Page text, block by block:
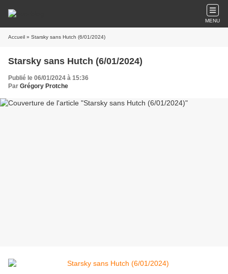
MENU
Accueil » Starsky sans Hutch (6/01/2024)
Starsky sans Hutch (6/01/2024)
Publié le 06/01/2024 à 15:36
Par Grégory Protche